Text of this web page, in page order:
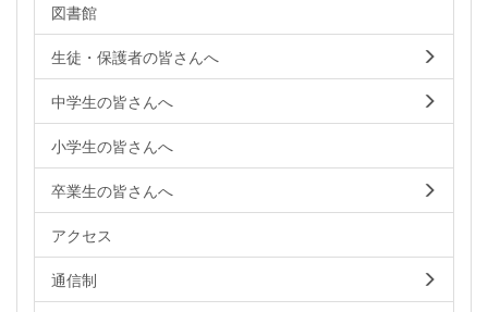
図書館
生徒・保護者の皆さんへ
中学生の皆さんへ
小学生の皆さんへ
卒業生の皆さんへ
アクセス
通信制